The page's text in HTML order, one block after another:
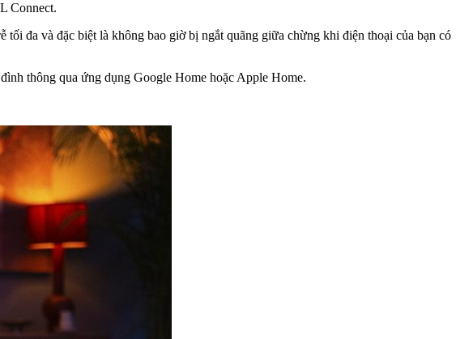
Connect.
đa và đặc biệt là không bao giờ bị ngắt quãng giữa chừng khi điện thoại của bạn có
thông qua ứng dụng Google Home hoặc Apple Home.